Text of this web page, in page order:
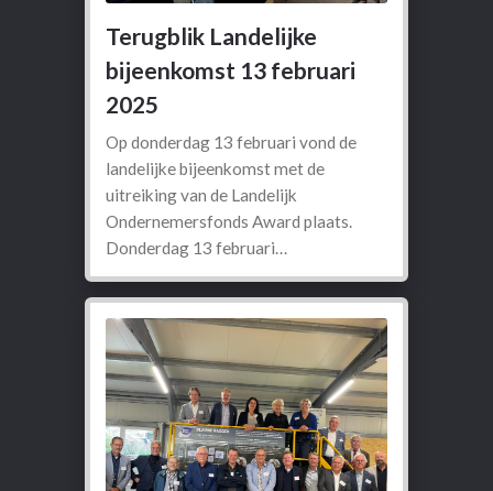
Terugblik Landelijke
bijeenkomst 13 februari
2025
Op donderdag 13 februari vond de
landelijke bijeenkomst met de
uitreiking van de Landelijk
Ondernemersfonds Award plaats.
Donderdag 13 februari…